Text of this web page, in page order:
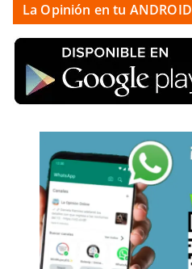
La Opinión en tu ANDROID